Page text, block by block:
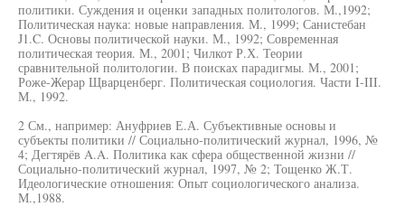
политики. Суждения и оценки западных политологов. М.,1992;
Политическая наука: новые направления. М., 1999; Санистебан
J1.C. Основы политической науки. М., 1992; Современная
политическая теория. М., 2001; Чилкот Р.Х. Теории
сравнительной политологии. В поисках парадигмы. М., 2001;
Роже-Жерар Щварценберг. Политическая социология. Части I-III.
М., 1992.
2 См., например: Ануфриев Е.А. Субъективные основы и
субъекты политики // Социально-политический журнал, 1996, №
4; Дегтярёв A.A. Политика как сфера общественной жизни //
Социально-политический журнал, 1997, № 2; Тощенко Ж.Т.
Идеологические отношения: Опыт социологического анализа.
М.,1988.